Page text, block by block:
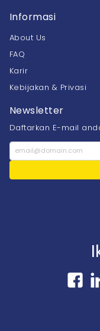
Informasi
About Us
FAQ
Karir
Kebijakan & Privasi
Newsletter
Daftarkan E-mail